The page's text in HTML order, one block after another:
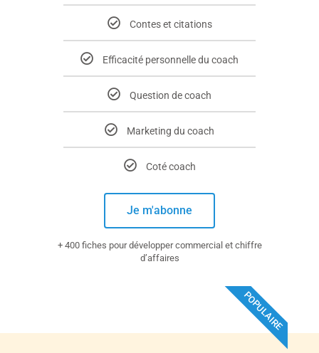
Contes et citations
Efficacité personnelle du coach
Question de coach
Marketing du coach
Coté coach
Je m'abonne
+ 400 fiches pour développer commercial et chiffre
d’affaires
POPULAIRE